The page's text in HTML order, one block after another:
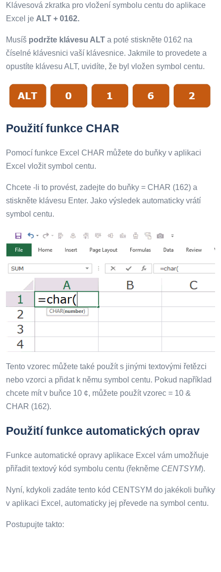
Klávesová zkratka pro vložení symbolu centu do aplikace
Excel je ALT + 0162.
Musíš podržte klávesu ALT a poté stiskněte 0162 na
číselné klávesnici vaší klávesnice. Jakmile to provedete a
opustíte klávesu ALT, uvidíte, že byl vložen symbol centu.
Použití funkce CHAR
Pomocí funkce Excel CHAR můžete do buňky v aplikaci
Excel vložit symbol centu.
Chcete -li to provést, zadejte do buňky = CHAR (162) a
stiskněte klávesu Enter. Jako výsledek automaticky vrátí
symbol centu.
Tento vzorec můžete také použít s jinými textovými řetězci
nebo vzorci a přidat k němu symbol centu. Pokud například
chcete mít v buňce 10 ¢, můžete použít vzorec = 10 &
CHAR (162).
Použití funkce automatických oprav
Funkce automatické opravy aplikace Excel vám umožňuje
přiřadit textový kód symbolu centu (řekněme CENTSYM).
Nyní, kdykoli zadáte tento kód CENTSYM do jakékoli buňky
v aplikaci Excel, automaticky jej převede na symbol centu.
Postupujte takto: